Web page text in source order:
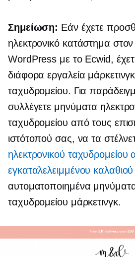
Σημείωση: Εάν έχετε
ηλεκτρονικό κατάστημα
WordPress με το Ecwid,
διάφορα εργαλεία
ταχυδρομείου. Για
συλλέγετε μηνύματα
ταχυδρομείου από τους
ιστότοπού σας, να τα
ηλεκτρονικού ταχυδρομείου
εγκαταλελειμμένου καλαθιού
αυτοματοποιημένα
ταχυδρομείου μάρκετινγκ.